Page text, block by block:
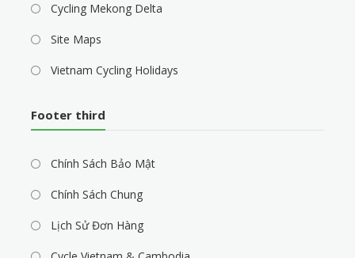
Cycling Mekong Delta
Site Maps
Vietnam Cycling Holidays
Footer third
Chính Sách Bảo Mật
Chính Sách Chung
Lịch Sử Đơn Hàng